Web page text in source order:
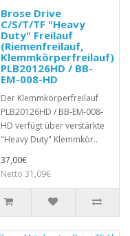
Brose Drive
C/S/T/TF "Heavy
Duty" Freilauf
(Riemenfreilauf,
Klemmkörperfreilauf)
PLB20126HD / BB-
EM-008-HD
Der Klemmkörperfreilauf
PLB20126HD / BB-EM-008-
HD verfügt über verstärkte
"Heavy Duty" Klemmkör..
37,00€
Netto 31,09€